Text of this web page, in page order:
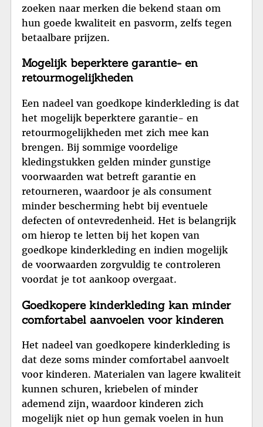
zoeken naar merken die bekend staan om
hun goede kwaliteit en pasvorm, zelfs tegen
betaalbare prijzen.
Mogelijk beperktere garantie- en
retourmogelijkheden
Een nadeel van goedkope kinderkleding is dat
het mogelijk beperktere garantie- en
retourmogelijkheden met zich mee kan
brengen. Bij sommige voordelige
kledingstukken gelden minder gunstige
voorwaarden wat betreft garantie en
retourneren, waardoor je als consument
minder bescherming hebt bij eventuele
defecten of ontevredenheid. Het is belangrijk
om hierop te letten bij het kopen van
goedkope kinderkleding en indien mogelijk
de voorwaarden zorgvuldig te controleren
voordat je tot aankoop overgaat.
Goedkopere kinderkleding kan minder
comfortabel aanvoelen voor kinderen
Het nadeel van goedkopere kinderkleding is
dat deze soms minder comfortabel aanvoelt
voor kinderen. Materialen van lagere kwaliteit
kunnen schuren, kriebelen of minder
ademend zijn, waardoor kinderen zich
mogelijk niet op hun gemak voelen in hun